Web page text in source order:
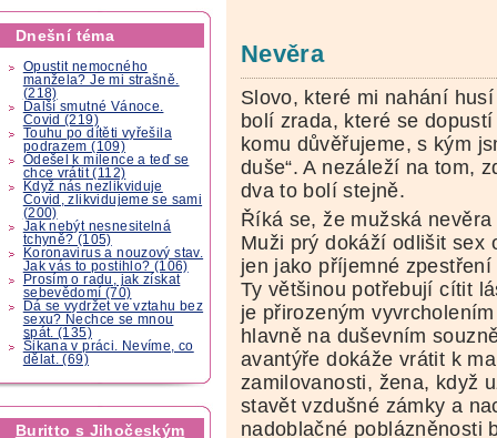
Dnešní téma
Opustit nemocného
manžela? Je mi strašně.
(218)
Další smutné Vánoce.
Covid (219)
Touhu po dítěti vyřešila
podrazem (109)
Odešel k milence a teď se
chce vrátit (112)
Když nás nezlikviduje
Covid, zlikvidujeme se sami
(200)
Jak nebýt nesnesitelná
tchyně? (105)
Koronavirus a nouzový stav.
Jak vás to postihlo? (106)
Prosím o radu, jak získat
sebevědomí (70)
Dá se vydržet ve vztahu bez
sexu? Nechce se mnou
spát. (135)
Šikana v práci. Nevíme, co
dělat. (69)
Buritto s Jihočeským
Nevěra
Slovo, které mi nahání
bolí zrada, které se
komu důvěřujeme, s kým
duše“. A nezáleží na tom,
dva to bolí stejně.
Říká se, že mužská
Muži prý dokáží odlišit sex
jen jako příjemné
Ty většinou potřebují cítit
je přirozeným
hlavně na duševním
avantýře dokáže vrátit k
zamilovanosti, žena, když
stavět vzdušné zámky a
nadoblačné poblázněnosti